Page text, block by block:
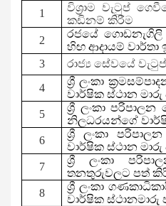
1 විශ්‍රාම
වැටුප්
කඩිනම් කිරීම
2
රජයේ
හිඟ ආදායම් වාර්තා
3
රාජ්‍ය සේවයේ
4
ශ්‍රී ලංකා
වාර්ෂික ස්ථාන මාරු
5
ශ්‍රී ලංකා
නිලධරයන්ගේ
6
ශ්‍රී ලංකා
වාර්ෂික ස්ථාන මාරු
7
ශ්‍රී ලංකා
තනතුරුවලට පත්
8
ශ්‍රී ලංකා
වාර්ෂික ස්ථානමාරු